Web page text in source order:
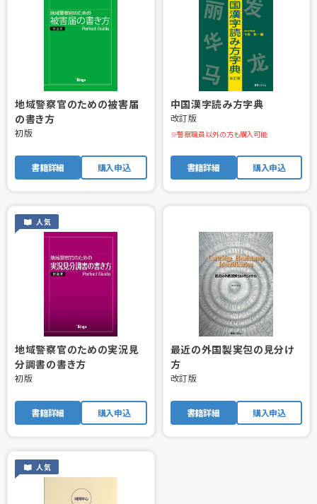
地域警察官のための被害届
の書き方
初版
書籍詳細 購入申込
中国漢字読み方字典
改訂版
※警察職員以外の方も購入可能
書籍詳細 購入申込
人気
地域警察官のための実況見
分調書の書き方
初版
書籍詳細 購入申込
最近の外国製実包の見分け
方
改訂版
書籍詳細 購入申込
人気